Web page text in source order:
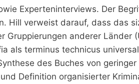
Experteninterviews. Der
Hill verweist darauf, dass das
anderer Länder
als terminus technicus
des Buches von geringer
Definition organisierter